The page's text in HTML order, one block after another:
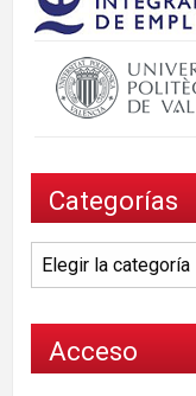
Categorías
Categorías
Acceso